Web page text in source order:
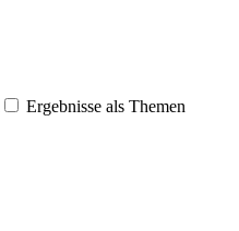
Ergebnisse als Themen